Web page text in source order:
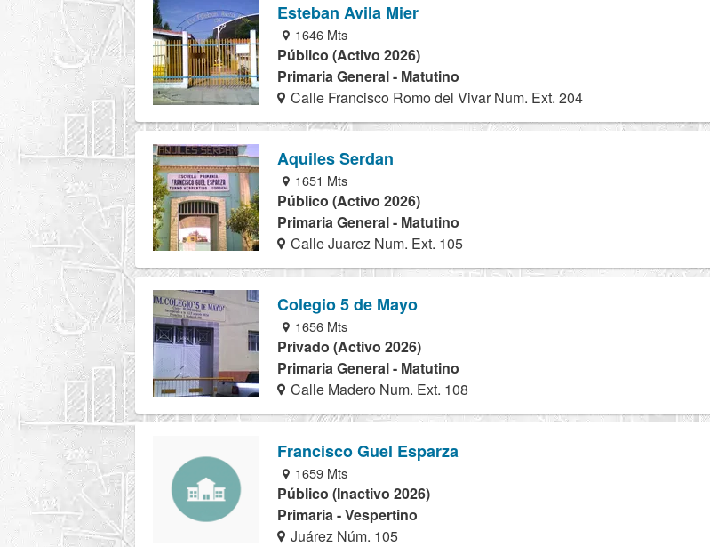
Esteban Avila Mier
1646 Mts
Público (Activo 2026)
Primaria General - Matutino
Calle Francisco Romo del Vivar Num. Ext. 204
Aquiles Serdan
1651 Mts
Público (Activo 2026)
Primaria General - Matutino
Calle Juarez Num. Ext. 105
Colegio 5 de Mayo
1656 Mts
Privado (Activo 2026)
Primaria General - Matutino
Calle Madero Num. Ext. 108
Francisco Guel Esparza
1659 Mts
Público (Inactivo 2026)
Primaria - Vespertino
Juárez Núm. 105